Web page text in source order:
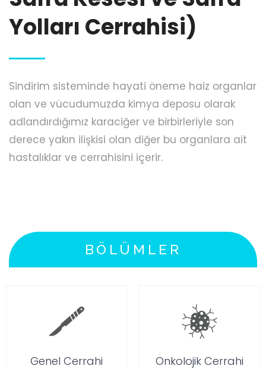
Yolları Cerrahisi)
Sindirim sisteminde hayati öneme haiz organlar
olan ve vücudumuzda kimya deposu olarak
adlandırdığımız karaciğer ve birbirleriyle son
derece yakın ilişkisi olan diğer bu organlara ait
hastalıklar ve cerrahisini içerir.
BÖLÜMLER
Genel Cerrahi Onkolojik Cerrahi